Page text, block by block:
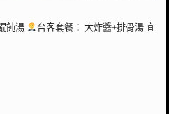
飩湯
台客套餐： 大炸醬+排骨湯 宜